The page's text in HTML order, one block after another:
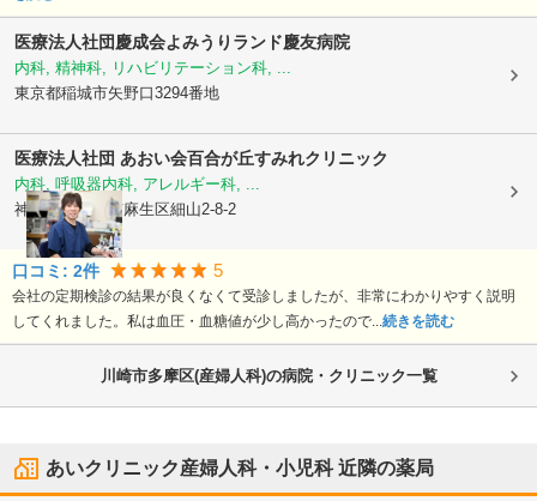
医療法人社団慶成会よみうりランド慶友病院
内科, 精神科, リハビリテーション科, ...
東京都稲城市矢野口3294番地
医療法人社団 あおい会百合が丘すみれクリニック
内科, 呼吸器内科, アレルギー科, ...
神奈川県川崎市麻生区細山2-8-2
口コミ: 2件 5
会社の定期検診の結果が良くなくて受診しましたが、非常にわかりやすく説明
してくれました。私は血圧・血糖値が少し高かったので...続きを読む
川崎市多摩区(産婦人科)の病院・クリニック一覧
あいクリニック産婦人科・小児科近隣の薬局